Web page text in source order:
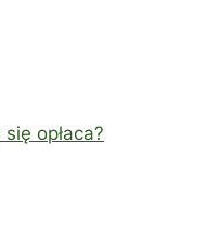
opłaca?